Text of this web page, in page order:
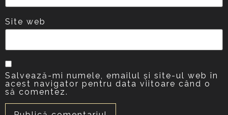
Site web
Salvează-mi numele, emailul și site-ul web în
acest navigator pentru data viitoare când o
să comentez.